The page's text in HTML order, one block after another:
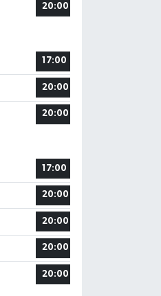
20:00
17:00
20:00
20:00
17:00
20:00
20:00
20:00
20:00